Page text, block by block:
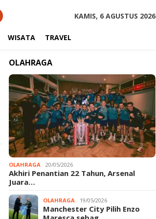
KAMIS, 6 AGUSTUS 2026
WISATA TRAVEL
OLAHRAGA
OLAHRAGA 20/05/2026
Akhiri Penantian 22 Tahun, Arsenal
Juara…
OLAHRAGA 19/05/2026
Manchester City Pilih Enzo